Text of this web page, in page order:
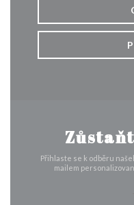
Přihlaste se k odběru
mailem